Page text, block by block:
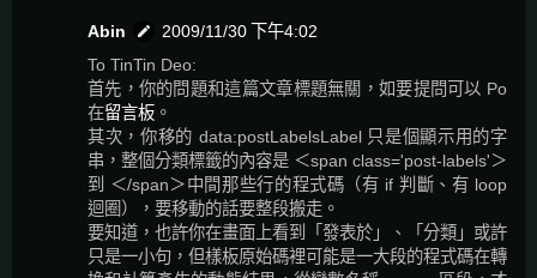
Abin
2009/11/30 下午4:02
To TinTin Deo:
首先，你的問題和這篇文章標題無關，如要提問可以 Po
在留言板 。
其次，你移的 data:postLabelsLabel 只是個顯示用的字
串，整個分類標籤的內容是 ＜span class='post-labels'＞
到 ＜/span＞中間那些行的程式碼（有 if 判斷、有 loop
迴圈），要移動的話要整段搬走。
要知道，也許你在畫面上看到「發表於」、「分類」或許
只是一小句，但樣板原始碼裡可能是一大段的程式碼在轉